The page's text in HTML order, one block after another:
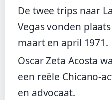
De twee trips naar
Vegas vonden
maart en april 1971.
Oscar Zeta Acosta
een reële Chicano-
en advocaat.